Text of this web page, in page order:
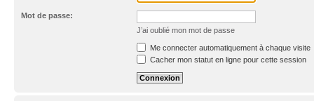
Mot de passe:
J’ai oublié mon mot de passe
Me connecter automatiquement à chaque visite
Cacher mon statut en ligne pour cette session